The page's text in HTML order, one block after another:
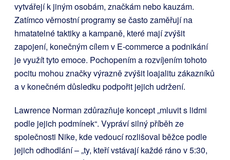
vytvářejí k jiným osobám, značkám nebo kauzám.
Zatímco věrnostní programy se často zaměřují na
hmatatelné taktiky a kampaně, které mají zvýšit
zapojení, konečným cílem v E-commerce a podnikání
je využít tyto emoce. Pochopením a rozvíjením tohoto
pocitu mohou značky výrazně zvýšit loajalitu zákazníků
a v konečném důsledku podpořit jejich udržení.
Lawrence Norman zdůrazňuje koncept „mluvit s lidmi
podle jejich podmínek“. Vypráví silný příběh ze
společnosti Nike, kde vedoucí rozlišoval běžce podle
jejich odhodlání – „ty, kteří vstávají každé ráno v 5:30,